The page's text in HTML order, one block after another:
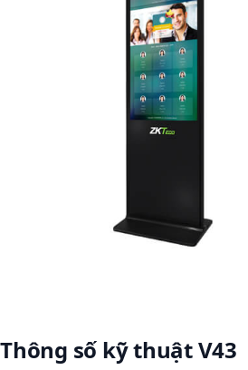
Thông số kỹ thuật V43